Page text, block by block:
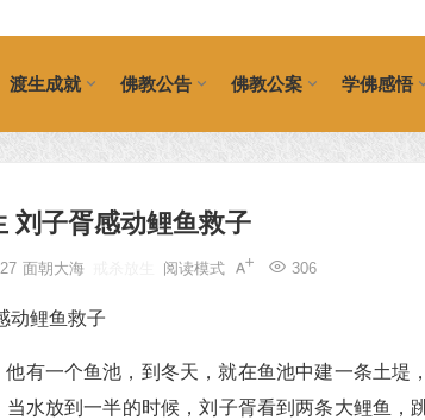
渡生成就 佛教公告 佛教公案 学佛感悟
刘子胥感动鲤鱼救子
面朝大海 306
阅读模式
有一个鱼池，到冬天，就在鱼池中建一条土堤
水放到一半的时候，刘子胥看到两条大鲤鱼，